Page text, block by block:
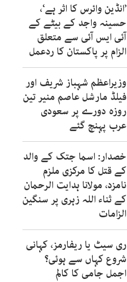
’انڈین وائرس کا اثر ہے‘،
حسینہ واجد کے بیٹے کے
آئی ایس آئی سے متعلق
الزام پر پاکستان کا ردعمل
وزیراعظم شہباز شریف اور
فیلڈ مارشل عاصم منیر تین
روزہ دورے پر سعودی
عرب پہنچ گئے
خصدار: اسما جتک کے والد
کے قتل کا مرکزی ملزم
نامزد، مولانا ہدایت الرحمان
کے ثناء اللہ زہری پر سنگین
الزامات
ری سیٹ یا ریفارمز، کہانی
شروع کہاں سے ہوئی؟
اجمل جامی کا کالم